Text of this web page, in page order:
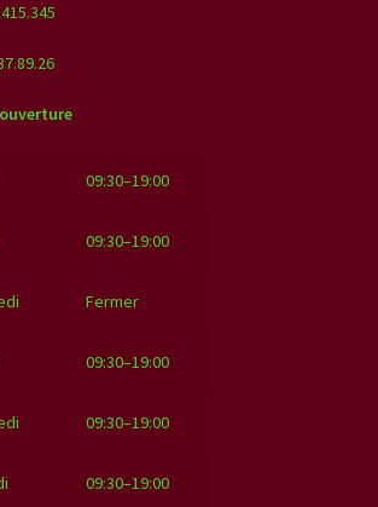
09:30–19:00
09:30–19:00
Fermer
09:30–19:00
09:30–19:00
09:30–19:00